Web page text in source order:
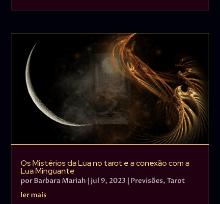
Os Mistérios da Lua no tarot e a conexão com a
Lua Minguante
por Barbara Mariah jul 9, 2023 Previsões,Tarot
ler mais